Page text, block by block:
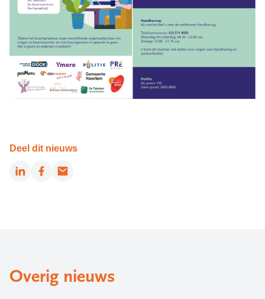
Deel dit nieuws
LinkedInFacebook
Email
Overig nieuws